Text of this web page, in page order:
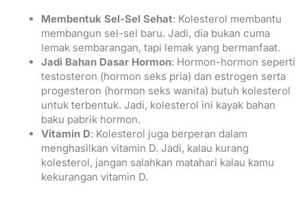
Membentuk Sel-Sel Sehat: Kolesterol membantu
membangun sel-sel baru. Jadi, dia bukan cuma
lemak sembarangan, tapi lemak yang bermanfaat.
Jadi Bahan Dasar Hormon: Hormon-hormon seperti
testosteron (hormon seks pria) dan estrogen serta
progesteron (hormon seks wanita) butuh kolesterol
untuk terbentuk. Jadi, kolesterol ini kayak bahan
baku pabrik hormon.
Vitamin D: Kolesterol juga berperan dalam
menghasilkan vitamin D. Jadi, kalau kurang
kolesterol, jangan salahkan matahari kalau kamu
kekurangan vitamin D.